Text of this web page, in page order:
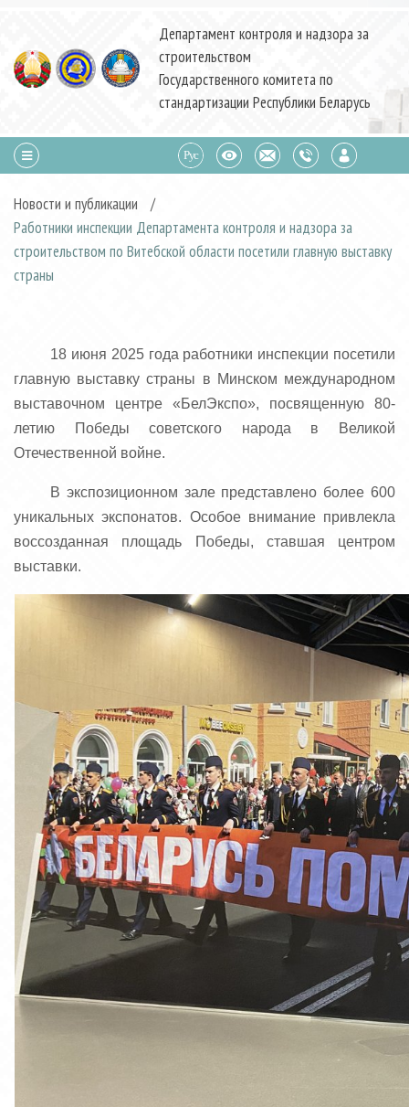
Департамент контроля и надзора за
строительством
Государственного комитета по
стандартизации Республики Беларусь
Новости и публикации
/
Работники инспекции Департамента контроля и надзора за
строительством по Витебской области посетили главную выставку
страны
18 июня 2025 года работники инспекции посетили
главную выставку страны в Минском международном
выставочном центре «БелЭкспо», посвященную 80-
летию Победы советского народа в Великой
Отечественной войне.
В экспозиционном зале представлено более 600
уникальных экспонатов. Особое внимание привлекла
воссозданная площадь Победы, ставшая центром
выставки.